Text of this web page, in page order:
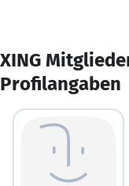
XING
Profilangaben